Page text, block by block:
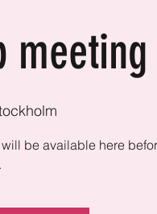
meeting
be available here